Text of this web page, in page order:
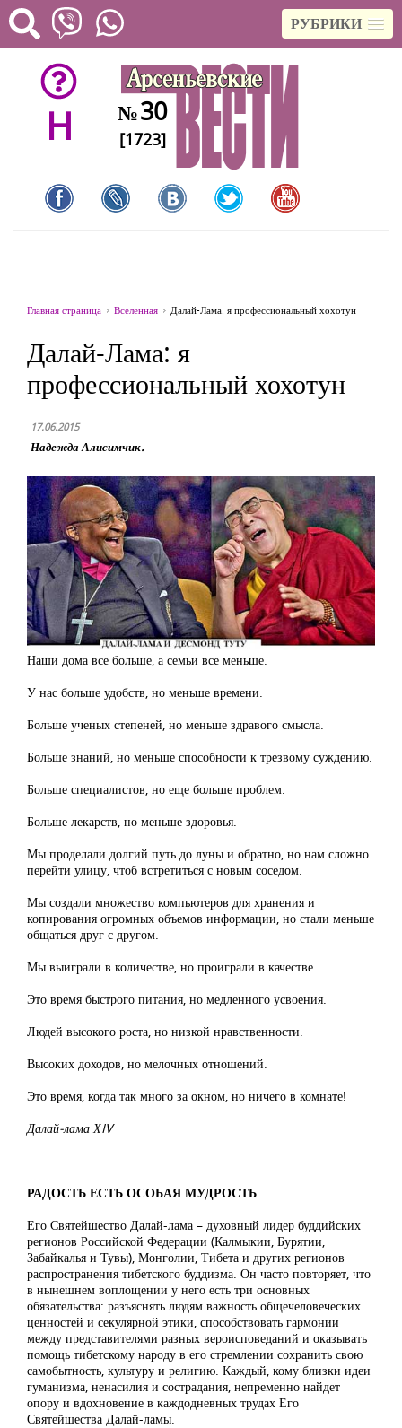
РУБРИКИ
H №30
[1723]
Главная страница Вселенная Далай-Лама: я профессиональный хохотун
Далай-Лама: я
профессиональный хохотун
17.06.2015
Надежда Алисимчик.
Наши дома все больше, а семьи все меньше.
У нас больше удобств, но меньше времени.
Больше ученых степеней, но меньше здравого смысла.
Больше знаний, но меньше способности к трезвому суждению.
Больше специалистов, но еще больше проблем.
Больше лекарств, но меньше здоровья.
Мы проделали долгий путь до луны и обратно, но нам сложно
перейти улицу, чтоб встретиться с новым соседом.
Мы создали множество компьютеров для хранения и
копирования огромных объемов информации, но стали меньше
общаться друг с другом.
Мы выиграли в количестве, но проиграли в качестве.
Это время быстрого питания, но медленного усвоения.
Людей высокого роста, но низкой нравственности.
Высоких доходов, но мелочных отношений.
Это время, когда так много за окном, но ничего в комнате!
Далай-лама ХIV
РАДОСТЬ ЕСТЬ ОСОБАЯ МУДРОСТЬ
Его Святейшество Далай-лама – духовный лидер буддийских
регионов Российской Федерации (Калмыкии, Бурятии,
Забайкалья и Тувы), Монголии, Тибета и других регионов
распространения тибетского буддизма. Он часто повторяет, что
в нынешнем воплощении у него есть три основных
обязательства: разъяснять людям важность общечеловеческих
ценностей и секулярной этики, способствовать гармонии
между представителями разных вероисповеданий и оказывать
помощь тибетскому народу в его стремлении сохранить свою
самобытность, культуру и религию. Каждый, кому близки идеи
гуманизма, ненасилия и сострадания, непременно найдет
опору и вдохновение в каждодневных трудах Его
Святейшества Далай-ламы.